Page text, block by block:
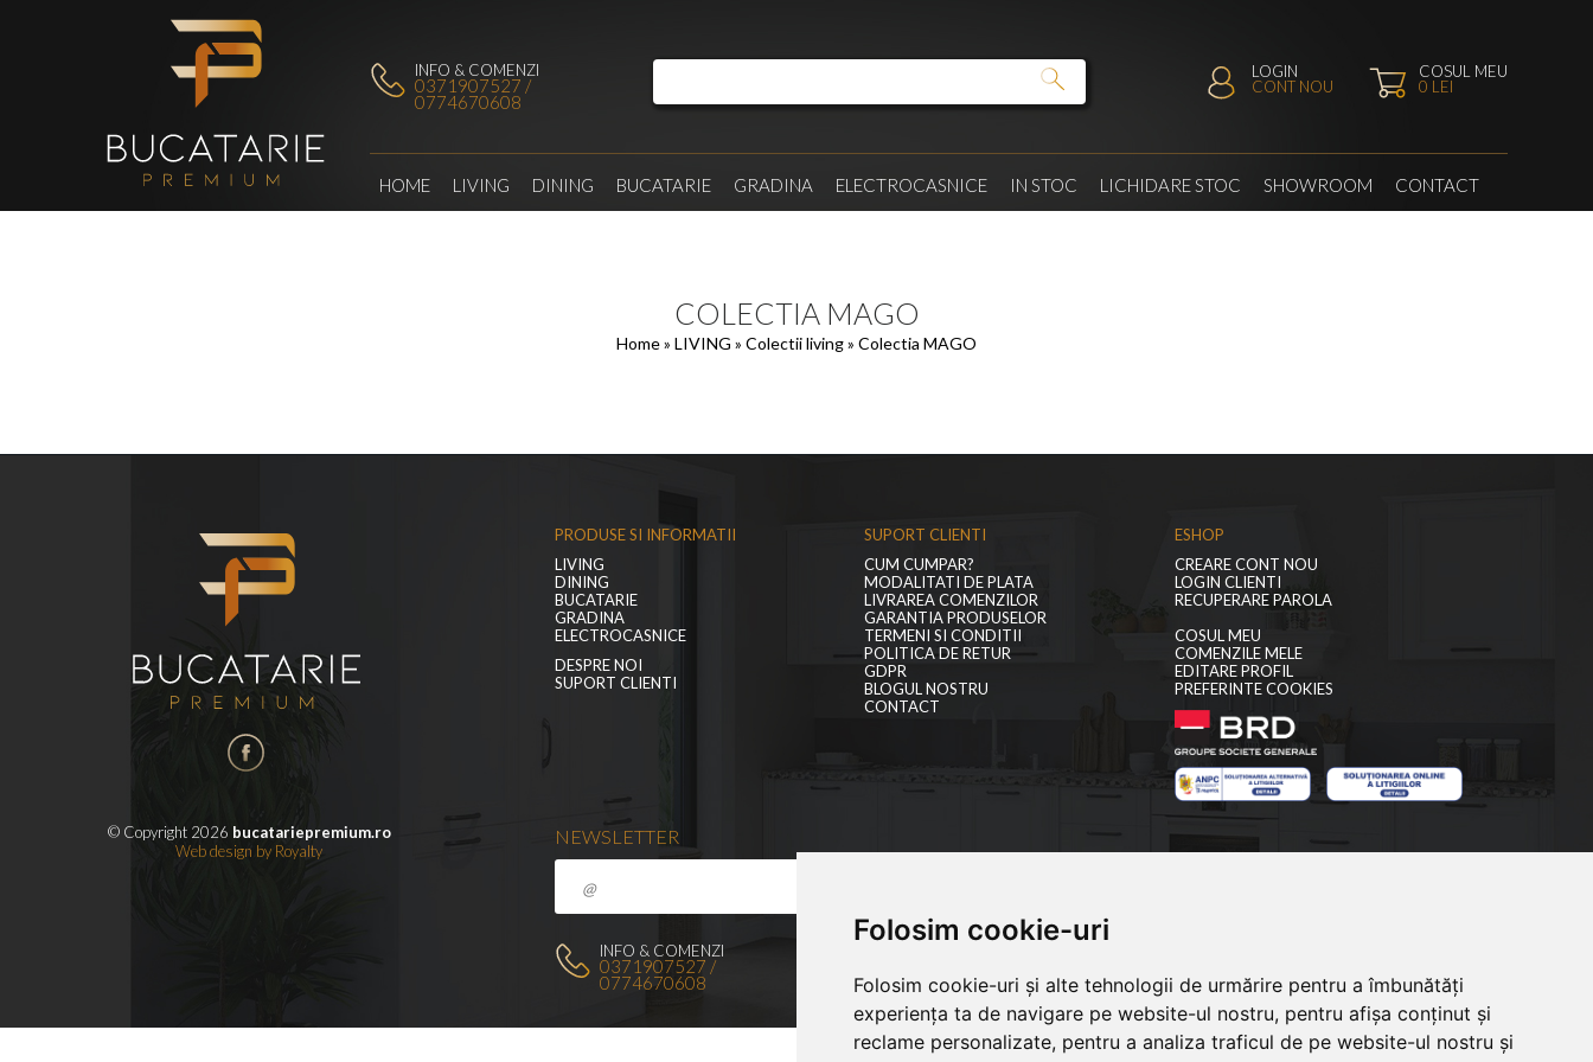
Folosim cookie-uri
Folosim cookie-uri și alte tehnologii de urmărire pentru a îmbunătăți
experiența ta de navigare pe website-ul nostru, pentru afișa conținut și
reclame personalizate, pentru a analiza traficul de pe website-ul nostru și
INFO & COMENZI
0371907527 /
0774670608
COSUL MEU
0 LEI
LOGIN
CONT NOU
HOME LIVING DINING BUCATARIE GRADINA ELECTROCASNICE IN STOC LICHIDARE STOC SHOWROOM CONTACT
COLECTIA MAGO
Home» LIVING » Colectii living» Colectia MAGO
© Copyright 2026 bucatariepremium.ro
Web design by Royalty
PRODUSE SI INFORMATII
LIVING
DINING
BUCATARIE
GRADINA
ELECTROCASNICE
DESPRE NOI
SUPORT CLIENTI
SUPORT CLIENTI
CUM CUMPAR?
MODALITATI DE PLATA
LIVRAREA COMENZILOR
GARANTIA PRODUSELOR
TERMENI SI CONDITII
POLITICA DE RETUR
GDPR
BLOGUL NOSTRU
CONTACT
ESHOP
CREARE CONT NOU
LOGIN CLIENTI
RECUPERARE PAROLA
COSUL MEU
COMENZILE MELE
EDITARE PROFIL
PREFERINTE COOKIES
NEWSLETTER
INFO & COMENZI
0371907527 /
0774670608